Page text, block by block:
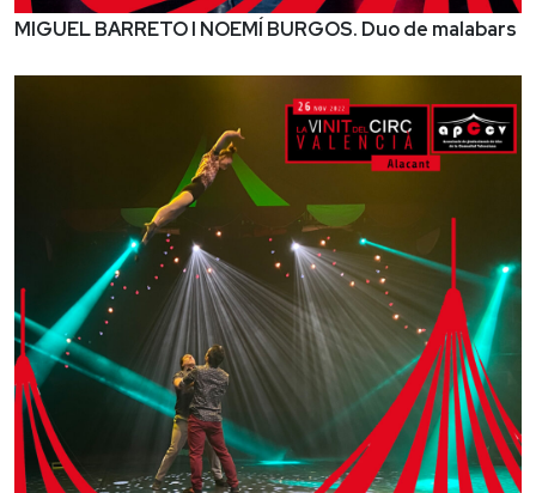
MIGUEL BARRETO I NOEMÍ BURGOS. Duo de malabars